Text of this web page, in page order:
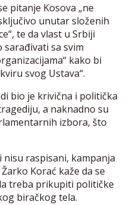
pitanje Kosova „ne
unutar složenih
te da vlast u Srbiji
sa svim
kako bi
svog Ustava“.
bio je krivična i politička
a naknadno su
izbora, što
raspisani, kampanja
Korać kaže da se
treba prikupiti političke
biračkog tela.